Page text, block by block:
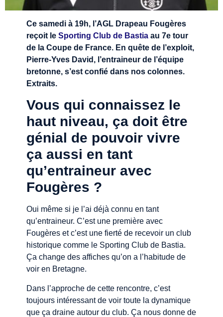
Ce samedi à 19h, l’AGL Drapeau Fougères
reçoit le Sporting Club de Bastiaau 7e tour
de la Coupe de France. En quête de l’exploit,
Pierre-Yves David, l’entraineur de l’équipe
bretonne, s’est confié dans nos colonnes.
Extraits.
Vous qui connaissez le
haut niveau, ça doit être
génial de pouvoir vivre
ça aussi en tant
qu’entraineur avec
Fougères ?
Oui même si je l’ai déjà connu en tant
qu’entraineur. C’est une première avec
Fougères et c’est une fierté de recevoir un club
historique comme le Sporting Club de Bastia.
Ça change des affiches qu’on a l’habitude de
voir en Bretagne.
Dans l’approche de cette rencontre, c’est
toujours intéressant de voir toute la dynamique
que ça draine autour du club. Ça nous donne de